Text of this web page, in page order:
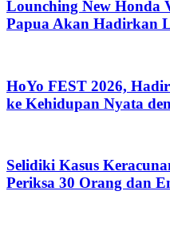
Lounching New Honda
Papua Akan Hadirkan
HoYo FEST 2026,
ke Kehidupan Nyata
Selidiki Kasus
Periksa 30 Orang dan